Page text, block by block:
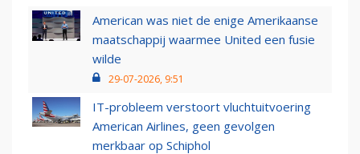
American was niet de enige Amerikaanse
maatschappij waarmee United een fusie
wilde
29-07-2026, 9:51
IT-probleem verstoort vluchtuitvoering
American Airlines, geen gevolgen
merkbaar op Schiphol